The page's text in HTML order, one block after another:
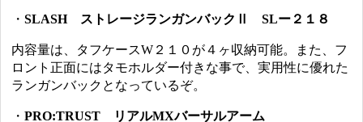
・SLASH ストレージランガンバックⅡ SLー２１８
内容量は、タフケースW２１０が４ヶ収納可能。また、フ
ロント正面にはタモホルダー付きな事で、実用性に優れた
ランガンバックとなっているぞ。
・PRO:TRUST リアルMXバーサルアーム